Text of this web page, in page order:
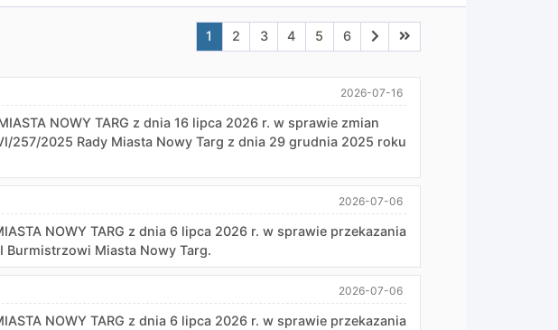
Aktualna strona nr 1
1 Przejdź do strony nr 2
2 Przejdź do strony nr 3
3 Przejdź do strony nr 4
4 Przejdź do strony nr 5
5 Przejdź do strony nr 6
6 Przejdź do następnej strony
Przejdź do ostatniej
2026-07-16
NOWY TARG z dnia 16 lipca 2026 r. w sprawie zmian
257/2025 Rady Miasta Nowy Targ z dnia 29 grudnia 2025 roku
2026-07-06
NOWY TARG z dnia 6 lipca 2026 r. w sprawie przekazania
Burmistrzowi Miasta Nowy Targ.
2026-07-06
NOWY TARG z dnia 6 lipca 2026 r. w sprawie przekazania